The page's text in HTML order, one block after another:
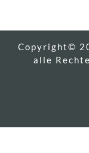
Copyright©
alle